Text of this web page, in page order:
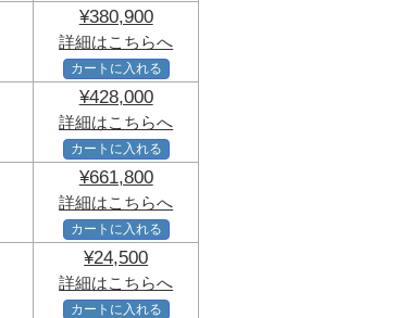
¥380,900
詳細はこちらへ
カートに入れる
¥428,000
詳細はこちらへ
カートに入れる
¥661,800
詳細はこちらへ
カートに入れる
¥24,500
詳細はこちらへ
カートに入れる